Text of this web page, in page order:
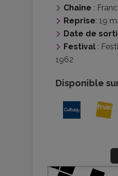
Chaîne :
Reprise: 19
Date de
Festival :
1962
Disponible